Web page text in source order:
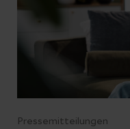
600
Deutschland mit
ausstatten. Diese
insgesamt 80
Bereich
Pressemitteilungen